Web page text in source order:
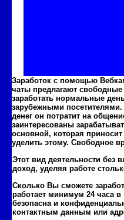
Заработок с помощью
чаты предлагают
заработать нормальные
зарубежными
денег он потратит на
заинтересованы
основной, которая
уделить этому. Свободное
Этот вид деятельности без
доход, уделяя работе
Сколько Вы сможете
работает минимум 24 часа в
безопасна и
контактным данным или